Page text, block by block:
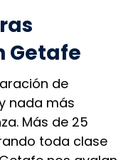
Getafe
de
nada más
Más de 25
toda clase